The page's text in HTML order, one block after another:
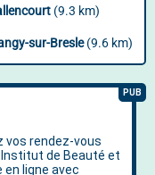
(9.3 km)
sur-Bresle(9.6 km)